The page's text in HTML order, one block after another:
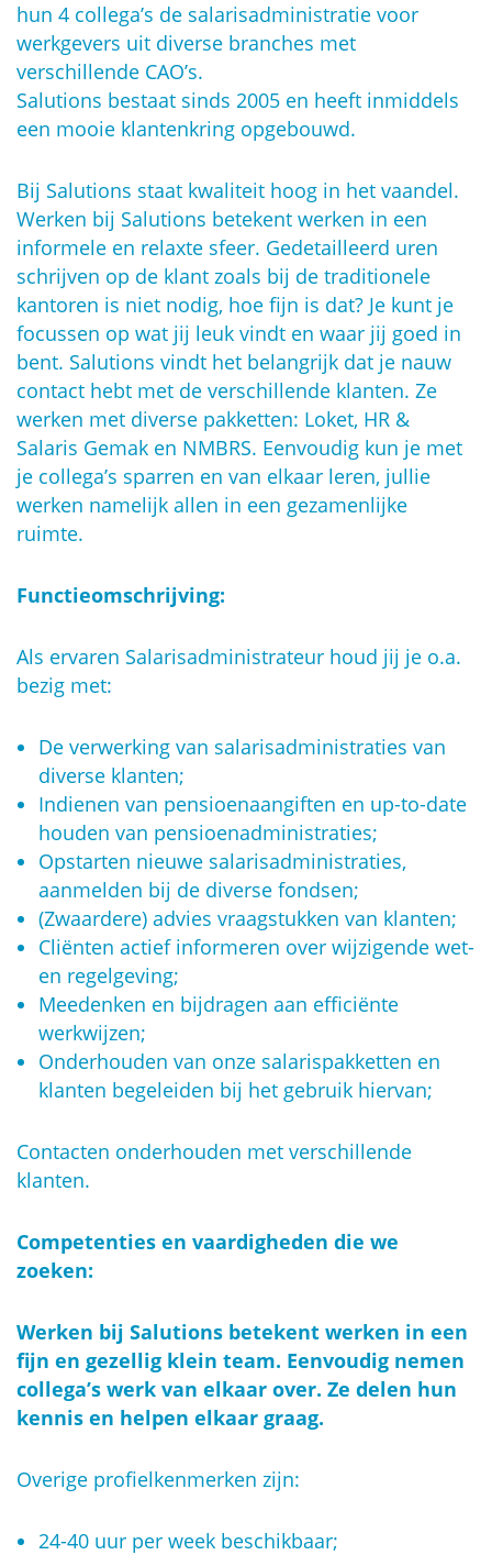
hun 4 collega’s de salarisadministratie voor
werkgevers uit diverse branches met
verschillende CAO’s.
Salutions bestaat sinds 2005 en heeft inmiddels
een mooie klantenkring opgebouwd.
Bij Salutions staat kwaliteit hoog in het vaandel.
Werken bij Salutions betekent werken in een
informele en relaxte sfeer. Gedetailleerd uren
schrijven op de klant zoals bij de traditionele
kantoren is niet nodig, hoe fijn is dat? Je kunt je
focussen op wat jij leuk vindt en waar jij goed in
bent. Salutions vindt het belangrijk dat je nauw
contact hebt met de verschillende klanten. Ze
werken met diverse pakketten: Loket, HR &
Salaris Gemak en NMBRS. Eenvoudig kun je met
je collega’s sparren en van elkaar leren, jullie
werken namelijk allen in een gezamenlijke
ruimte.
Functieomschrijving:
Als ervaren Salarisadministrateur houd jij je o.a.
bezig met:
De verwerking van salarisadministraties van
diverse klanten;
Indienen van pensioenaangiften en up-to-date
houden van pensioenadministraties;
Opstarten nieuwe salarisadministraties,
aanmelden bij de diverse fondsen;
(Zwaardere) advies vraagstukken van klanten;
Cliënten actief informeren over wijzigende wet-
en regelgeving;
Meedenken en bijdragen aan efficiënte
werkwijzen;
Onderhouden van onze salarispakketten en
klanten begeleiden bij het gebruik hiervan;
Contacten onderhouden met verschillende
klanten.
Competenties en vaardigheden die we
zoeken:
Werken bij Salutions betekent werken in een
fijn en gezellig klein team. Eenvoudig nemen
collega’s werk van elkaar over. Ze delen hun
kennis en helpen elkaar graag.
Overige profielkenmerken zijn:
24-40 uur per week beschikbaar;